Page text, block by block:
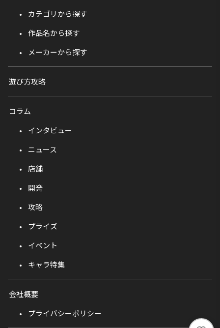
カテゴリから探す
作品名から探す
メーカーから探す
遊び方攻略
コラム
インタビュー
ニュース
店舗
開発
攻略
プライズ
イベント
キャラ特集
会社概要
プライバシーポリシー